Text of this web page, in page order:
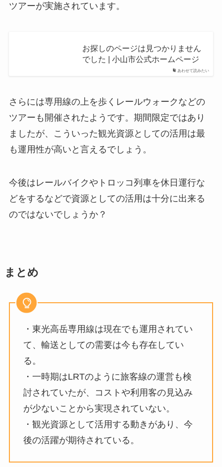
ツアーが実施されています。
あわせて読みたい
お探しのページは見つかりません
でした | 小山市公式ホームページ
さらには専用線の上を歩くレールウォークなどの
ツアーも開催されたようです。期間限定ではあり
ましたが、こういった観光資源としての活用は最
も運用性が高いと言えるでしょう。
今後はレールバイクやトロッコ列車を休日運行な
どをするなどで資源としての活用は十分に出来る
のではないでしょうか？
まとめ
・東光高岳専用線は現在でも運用されてい
て、輸送としての需要は今も存在してい
る。
・一時期はLRTのように旅客線の運営も検
討されていたが、コストや利用客の見込み
が少ないことから実現されていない。
・観光資源として活用する動きがあり、今
後の活躍が期待されている。